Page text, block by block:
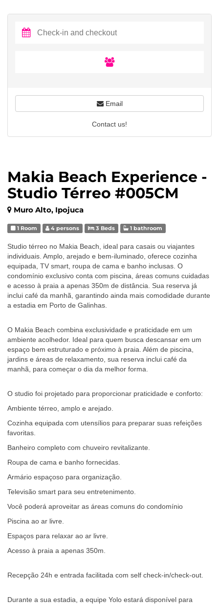
Makia Beach Experience -
Studio Térreo #005CM
Muro Alto, Ipojuca
1 Room 4 persons 3 Beds 1 bathroom
Studio térreo no Makia Beach, ideal para casais ou viajantes
individuais. Amplo, arejado e bem-iluminado, oferece cozinha
equipada, TV smart, roupa de cama e banho inclusas. O
condomínio exclusivo conta com piscina, áreas comuns cuidadas
e acesso à praia a apenas 350m de distância. Sua reserva já
inclui café da manhã, garantindo ainda mais comodidade durante
a estadia em Porto de Galinhas.
O Makia Beach combina exclusividade e praticidade em um
ambiente acolhedor. Ideal para quem busca descansar em um
espaço bem estruturado e próximo à praia. Além de piscina,
jardins e áreas de relaxamento, sua reserva inclui café da
manhã, para começar o dia da melhor forma.
O studio foi projetado para proporcionar praticidade e conforto:
Ambiente térreo, amplo e arejado.
Cozinha equipada com utensílios para preparar suas refeições
favoritas.
Banheiro completo com chuveiro revitalizante.
Roupa de cama e banho fornecidas.
Armário espaçoso para organização.
Televisão smart para seu entretenimento.
Você poderá aproveitar as áreas comuns do condomínio
Piscina ao ar livre.
Espaços para relaxar ao ar livre.
Acesso à praia a apenas 350m.
Recepção 24h e entrada facilitada com self check-in/check-out.
Durante a sua estadia, a equipe Yolo estará disponível para
Email
Contact us!